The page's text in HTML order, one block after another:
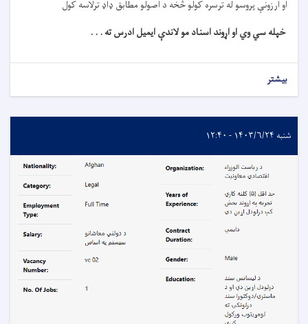
او ارزونې پروسو له ترسره کولو څخه د اصولو مطابق ډاډ ترلاسه کول
خپله سي وي او اړوند اسناد مو لاندې ایمیل ادرس ته . . .
بیشتر
شنبه ۱۴۰۳/۶/۲۴ - ۱۲:۴۰